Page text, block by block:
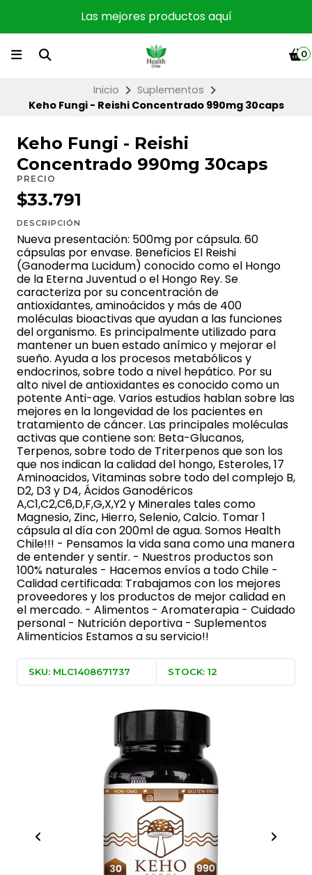
Las mejores productos aquí
0
Inicio
Suplementos
Keho Fungi - Reishi Concentrado 990mg 30caps
Keho Fungi - Reishi
Concentrado 990mg 30caps
PRECIO
$33.791
DESCRIPCIÓN
Nueva presentación: 500mg por cápsula. 60
cápsulas por envase. Beneficios El Reishi
(Ganoderma Lucidum) conocido como el Hongo
de la Eterna Juventud o el Hongo Rey. Se
caracteriza por su concentración de
antioxidantes, aminoácidos y más de 400
moléculas bioactivas que ayudan a las funciones
del organismo. Es principalmente utilizado para
mantener un buen estado anímico y mejorar el
sueño. Ayuda a los procesos metabólicos y
endocrinos, sobre todo a nivel hepático. Por su
alto nivel de antioxidantes es conocido como un
potente Anti-age. Varios estudios hablan sobre las
mejores en la longevidad de los pacientes en
tratamiento de cáncer. Las principales moléculas
activas que contiene son: Beta-Glucanos,
Terpenos, sobre todo de Triterpenos que son los
que nos indican la calidad del hongo, Esteroles, 17
Aminoacidos, Vitaminas sobre todo del complejo B,
D2, D3 y D4, Ácidos Ganodéricos
A,C1,C2,C6,D,F,G,X,Y2 y Minerales tales como
Magnesio, Zinc, Hierro, Selenio, Calcio. Tomar 1
cápsula al día con 200ml de agua. Somos Health
Chile!!! - Pensamos la vida sana como una manera
de entender y sentir. - Nuestros productos son
100% naturales - Hacemos envíos a todo Chile -
Calidad certificada: Trabajamos con los mejores
proveedores y los productos de mejor calidad en
el mercado. - Alimentos - Aromaterapia - Cuidado
personal - Nutrición deportiva - Suplementos
Alimenticios Estamos a su servicio!!
SKU: MLC1408671737 STOCK: 12